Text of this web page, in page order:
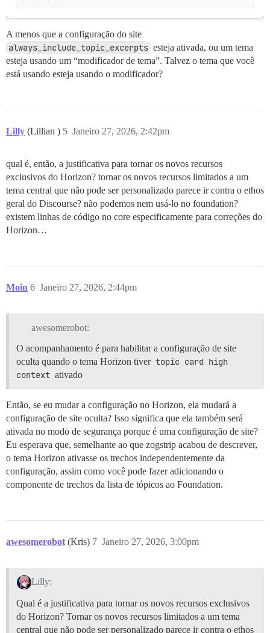
A menos que a configuração do site
always_include_topic_excerpts esteja ativada, ou um tema
esteja usando um “modificador de tema”. Talvez o tema que você
está usando esteja usando o modificador?
Lilly (Lillian ) Janeiro 27, 2026, 2:42pm
5
qual é, então, a justificativa para tornar os novos recursos
exclusivos do Horizon? tornar os novos recursos limitados a um
tema central que não pode ser personalizado parece ir contra o ethos
geral do Discourse? não podemos nem usá-lo no foundation?
existem linhas de código no core especificamente para correções do
Horizon…
Moin Janeiro 27, 2026, 2:44pm
6
awesomerobot:
O acompanhamento é para habilitar a configuração de site
oculta quando o tema Horizon tiver topic card high
context ativado
Então, se eu mudar a configuração no Horizon, ela mudará a
configuração de site oculta? Isso significa que ela também será
ativada no modo de segurança porque é uma configuração de site?
Eu esperava que, semelhante ao que zogstrip acabou de descrever,
o tema Horizon ativasse os trechos independentemente da
configuração, assim como você pode fazer adicionando o
componente de trechos da lista de tópicos ao Foundation.
awesomerobot (Kris) Janeiro 27, 2026, 3:00pm
7
Lilly:
Qual é a justificativa para tornar os novos recursos exclusivos
do Horizon? Tornar os novos recursos limitados a um tema
central que não pode ser personalizado parece ir contra o ethos